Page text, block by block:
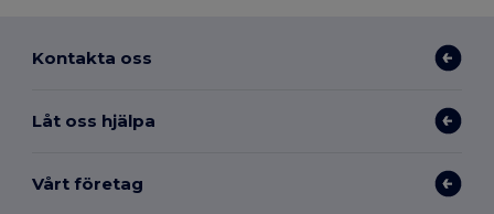
Kontakta oss
Låt oss hjälpa
Vårt företag